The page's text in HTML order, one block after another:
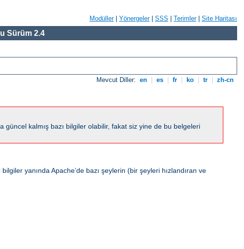
Modüller| Yönergeler| SSS Terimler| Site Haritası
Sürüm 2.4
Mevcut Diller: en es fr ko tr zh-cn
kalmış bazı bilgiler olabilir, fakat siz yine de bu belgeleri
yanında Apache’de bazı şeylerin (bir şeyleri hızlandıran ve